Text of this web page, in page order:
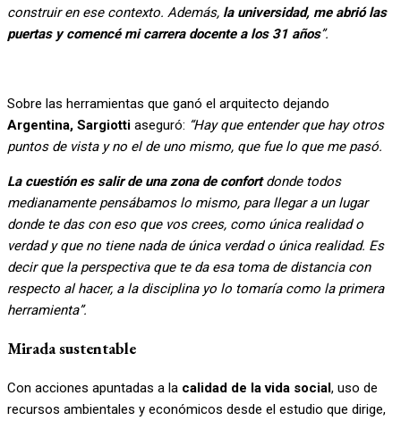
construir en ese contexto. Además, la universidad, me abrió las
puertas y comencé mi carrera docente a los 31 años”.
Sobre las herramientas que ganó el arquitecto dejando
Argentina, Sargiotti aseguró: “Hay que entender que hay otros
puntos de vista y no el de uno mismo, que fue lo que me pasó.
La cuestión es salir de una zona de confortdonde todos
medianamente pensábamos lo mismo, para llegar a un lugar
donde te das con eso que vos crees, como única realidad o
verdad y que no tiene nada de única verdad o única realidad. Es
decir que la perspectiva que te da esa toma de distancia con
respecto al hacer, a la disciplina yo lo tomaría como la primera
herramienta”.
Mirada sustentable
Con acciones apuntadas a la calidad de la vida social, uso de
recursos ambientales y económicos desde el estudio que dirige,